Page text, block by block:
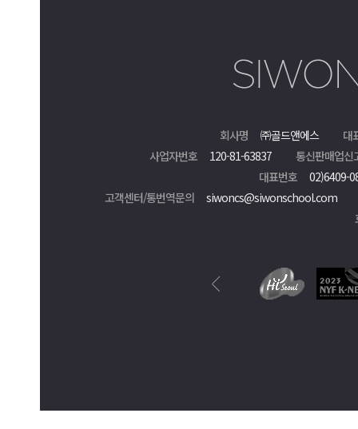
회사명 ㈜골드앤에스
대
사업자번호
120-81-63837
통신판매업신
대표번호
02)6409-
고객센터/통번역문의
siwoncs@siwonschool.com